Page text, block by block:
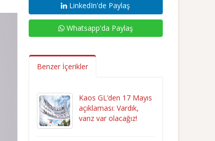
LinkedIn'de Paylaş
Whatsapp'da Paylaş
Benzer İçerikler
Kaos GL’den 17 Mayıs
açıklaması: Vardık,
varız var olacağız!